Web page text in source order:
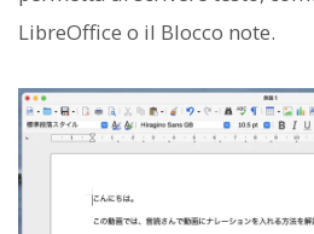
LibreOffice o il Blocco note.